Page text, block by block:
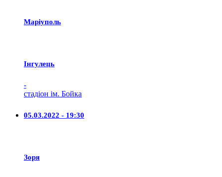
Маріуполь
Iнгулець
-
стадіон ім. Бойка
05.03.2022 - 19:30
Зоря